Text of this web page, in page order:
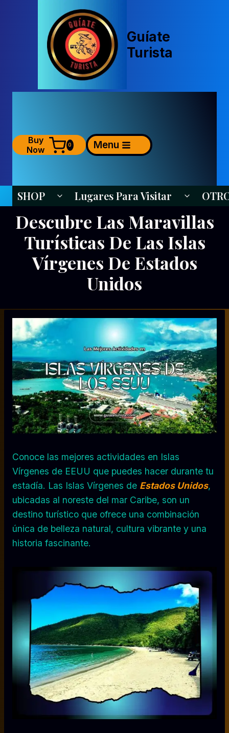
Guíate
Turista
Buy
Now
0 Menu
SHOP Alternar Menú Hijo
Lugares Para Visitar Alternar
UNIDOS
TERRITORIOS
LOS
ESTADOS
UNIDOS
Descubre Las Maravillas
Turísticas De Las Islas
Vírgenes De Estados
Unidos
Diego
Otálvaro
Betancur
Conoce las mejores actividades en Islas
Vírgenes de EEUU que puedes hacer durante tu
estadía. Las Islas Vírgenes de Estados Unidos,
ubicadas al noreste del mar Caribe, son un
destino turístico que ofrece una combinación
única de belleza natural, cultura vibrante y una
historia fascinante.